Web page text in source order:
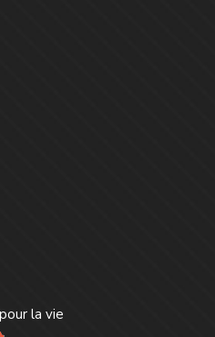
la vie